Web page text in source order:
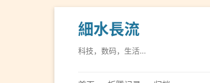
細水長流
科技，数码，生活…